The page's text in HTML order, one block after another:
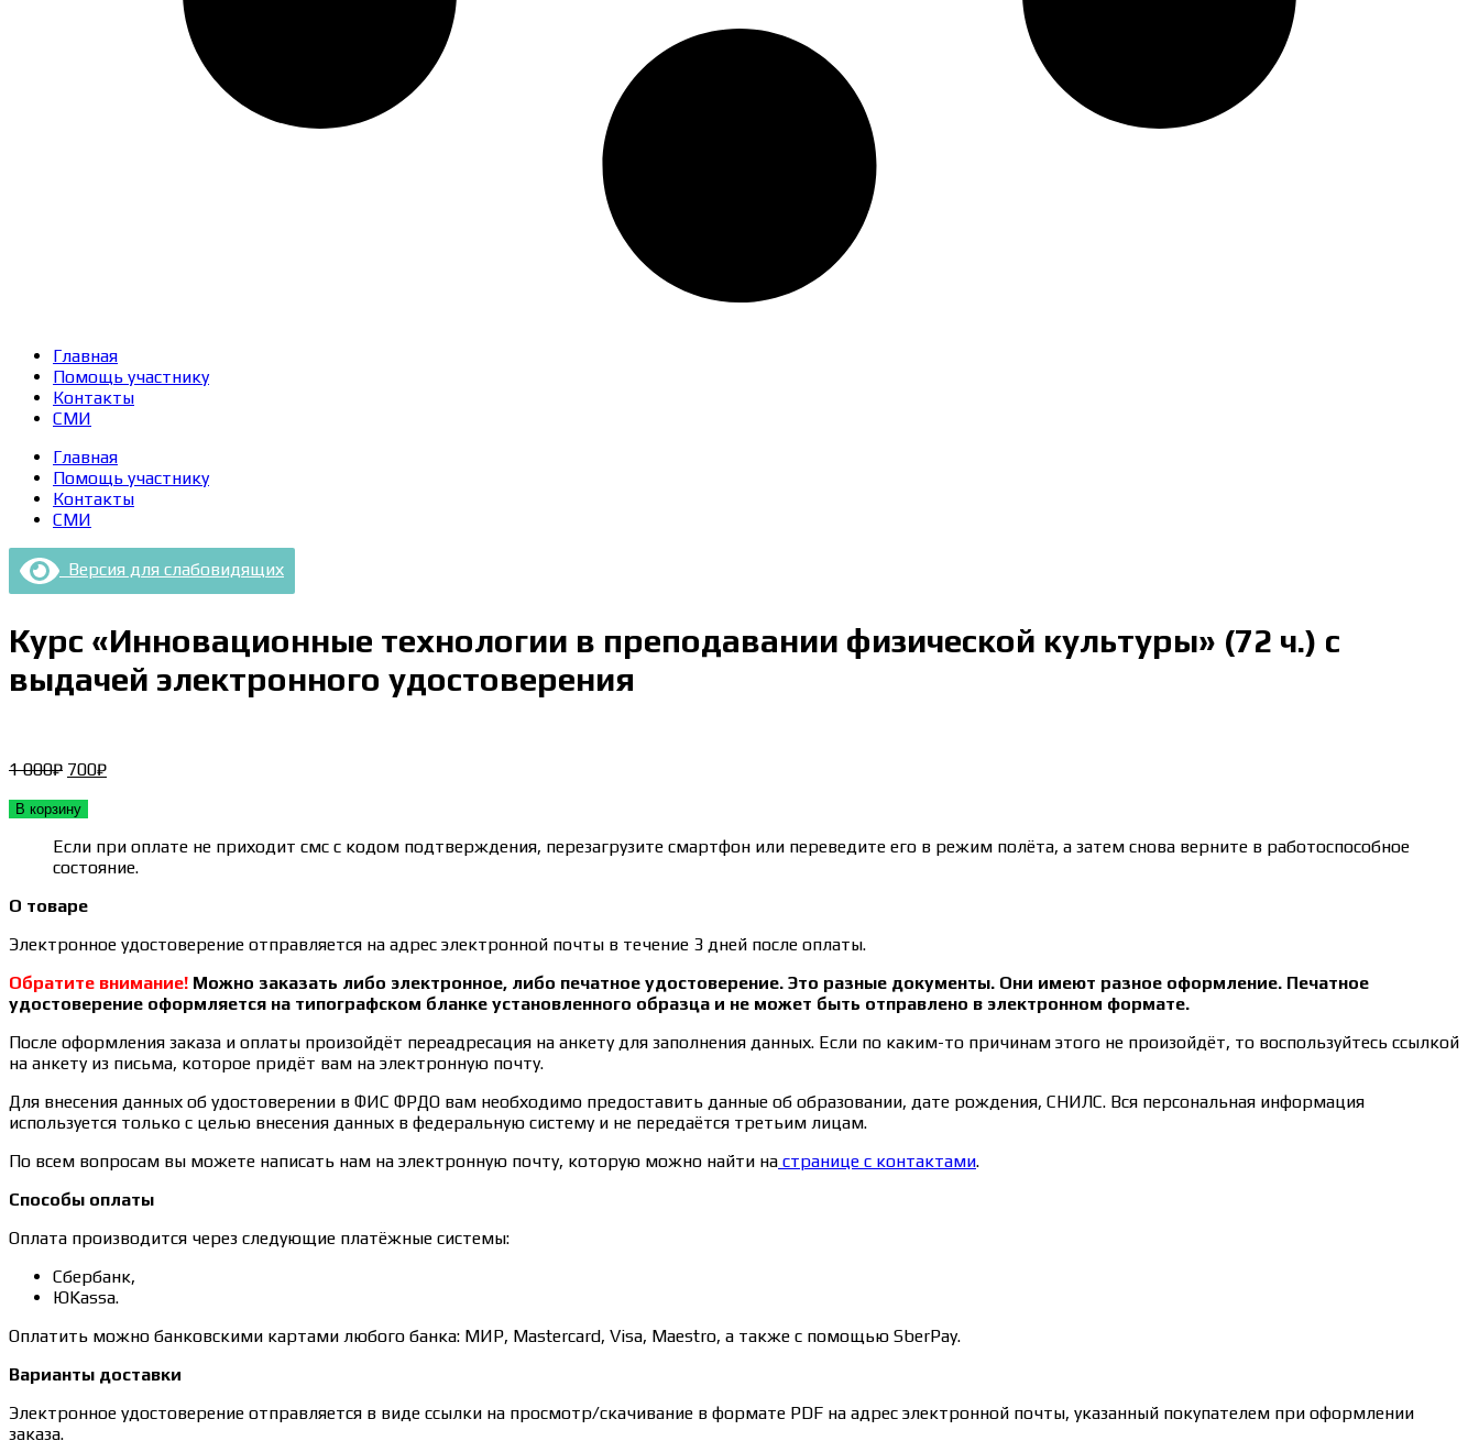
Главная
Помощь участнику
Контакты
СМИ
Главная
Помощь участнику
Контакты
СМИ
Версия для слабовидящих
Курс «Инновационные технологии в преподавании физической культуры» (72 ч.) с
выдачей электронного удостоверения
1 000₽ Первоначальная
составляла
700₽Текущая
В корзину
Если при оплате не приходит смс с кодом подтверждения, перезагрузите смартфон или переведите его в режим полёта, а затем снова верните в работоспособное
состояние.
О товаре
Электронное удостоверение отправляется на адрес электронной почты в течение 3 дней после оплаты.
Обратите внимание! Можно заказать либо электронное, либо печатное удостоверение. Это разные документы. Они имеют разное оформление. Печатное
удостоверение оформляется на типографском бланке установленного образца и не может быть отправлено в электронном формате.
После оформления заказа и оплаты произойдёт переадресация на анкету для заполнения данных. Если по каким-то причинам этого не произойдёт, то воспользуйтесь ссылкой
на анкету из письма, которое придёт вам на электронную почту.
Для внесения данных об удостоверении в ФИС ФРДО вам необходимо предоставить данные об образовании, дате рождения, СНИЛС. Вся персональная информация
используется только с целью внесения данных в федеральную систему и не передаётся третьим лицам.
По всем вопросам вы можете написать нам на электронную почту, которую можно найти на странице с контактами.
Способы оплаты
Оплата производится через следующие платёжные системы:
Сбербанк,
ЮKassa.
Оплатить можно банковскими картами любого банка: МИР, Mastercard, Visa, Maestro, а также с помощью SberPay.
Варианты доставки
Электронное удостоверение отправляется в виде ссылки на просмотр/скачивание в формате PDF на адрес электронной почты, указанный покупателем при оформлении
заказа.